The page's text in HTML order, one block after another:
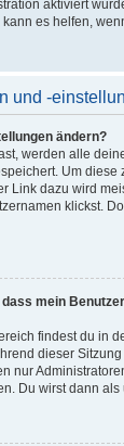
aktiviert
es helfen,
und -
ändern?
werden alle
Um diese
Link dazu wird
klickst.
mein
findest du in
dieser
nur
Du wirst dann